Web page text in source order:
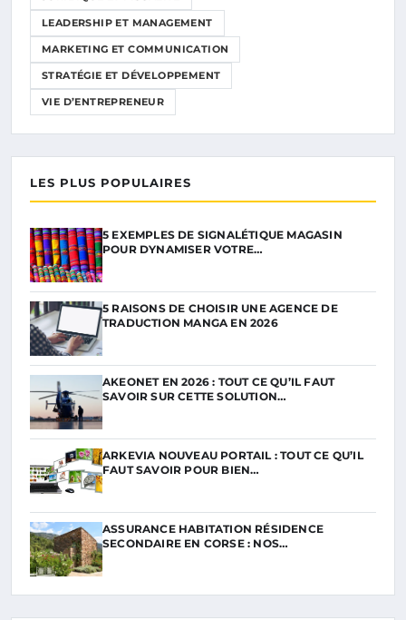
LEADERSHIP ET MANAGEMENT
MARKETING ET COMMUNICATION
STRATÉGIE ET DÉVELOPPEMENT
VIE D’ENTREPRENEUR
LES PLUS POPULAIRES
5 EXEMPLES DE SIGNALÉTIQUE MAGASIN
POUR DYNAMISER VOTRE…
5 RAISONS DE CHOISIR UNE AGENCE DE
TRADUCTION MANGA EN 2026
AKEONET EN 2026 : TOUT CE QU’IL FAUT
SAVOIR SUR CETTE SOLUTION…
ARKEVIA NOUVEAU PORTAIL : TOUT CE QU’IL
FAUT SAVOIR POUR BIEN…
ASSURANCE HABITATION RÉSIDENCE
SECONDAIRE EN CORSE : NOS…